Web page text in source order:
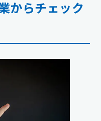
からチェック